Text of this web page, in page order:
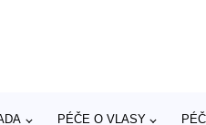
PÉČE O VLASY